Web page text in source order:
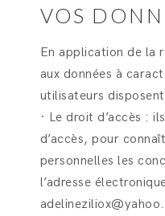
VOS
En application de la
aux données à
utilisateurs
· Le droit d’accès :
d’accès, pour
personnelles les
l’adresse